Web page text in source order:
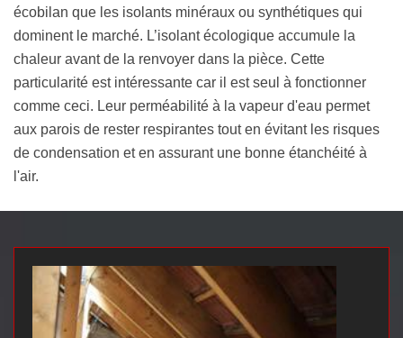
écobilan que les isolants minéraux ou synthétiques qui
dominent le marché. L’isolant écologique accumule la
chaleur avant de la renvoyer dans la pièce. Cette
particularité est intéressante car il est seul à fonctionner
comme ceci. Leur perméabilité à la vapeur d'eau permet
aux parois de rester respirantes tout en évitant les risques
de condensation et en assurant une bonne étanchéité à
l'air.